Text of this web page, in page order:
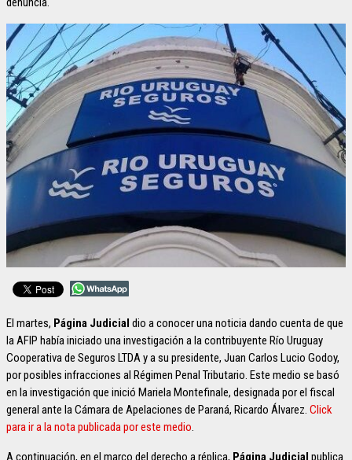
El martes, Página Judicial dio a conocer una noticia dando cuenta de que
la AFIP había iniciado una investigación a la contribuyente Río Uruguay
Cooperativa de Seguros LTDA y a su presidente, Juan Carlos Lucio Godoy,
por posibles infracciones al Régimen Penal Tributario. Este medio se basó
en la investigación que inició Mariela Montefinale, designada por el fiscal
general ante la Cámara de Apelaciones de Paraná, Ricardo Álvarez. Click
para ir a la nota publicada por este medio.
A continuación, en el marco del derecho a réplica, Página Judicial publica